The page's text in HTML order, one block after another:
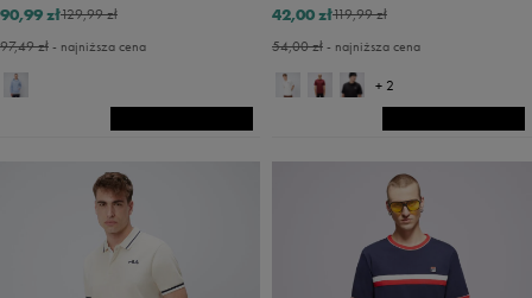
129,99 zł
90,99 zł
97,49 zł- najniższa cena
119,99 zł
42,00 zł
54,00 zł- najniższa cena
+ 2